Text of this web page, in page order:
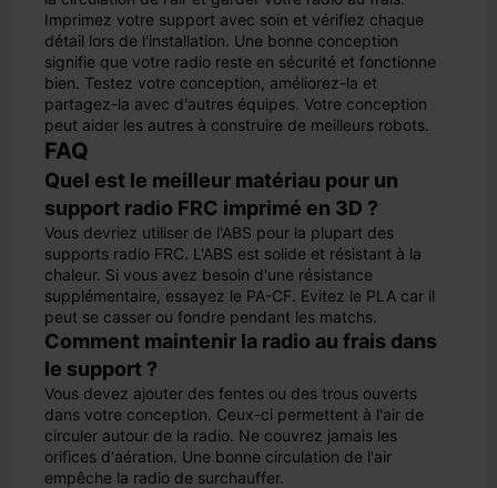
Imprimez votre support avec soin et vérifiez chaque
détail lors de l'installation. Une bonne conception
signifie que votre radio reste en sécurité et fonctionne
bien. Testez votre conception, améliorez-la et
partagez-la avec d'autres équipes. Votre conception
peut aider les autres à construire de meilleurs robots.
FAQ
Quel est le meilleur matériau pour un
support radio FRC imprimé en 3D ?
Vous devriez utiliser de l'ABS pour la plupart des
supports radio FRC. L'ABS est solide et résistant à la
chaleur. Si vous avez besoin d'une résistance
supplémentaire, essayez le PA-CF. Evitez le PLA car il
peut se casser ou fondre pendant les matchs.
Comment maintenir la radio au frais dans
le support ?
Vous devez ajouter des fentes ou des trous ouverts
dans votre conception. Ceux-ci permettent à l'air de
circuler autour de la radio. Ne couvrez jamais les
orifices d'aération. Une bonne circulation de l'air
empêche la radio de surchauffer.